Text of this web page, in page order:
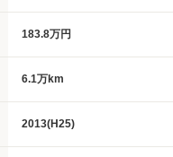
183.8万円
6.1万km
2013(H25)